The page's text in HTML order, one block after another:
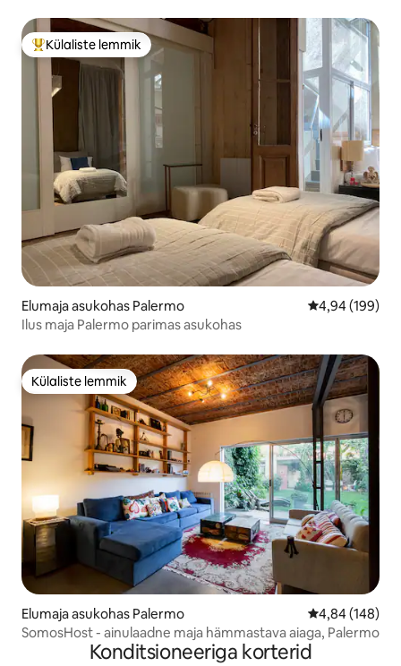
Külaliste suur lemmik
Külaliste lemmik
Elumaja asukohas Palermo Keskmine
4,94 (199)
Ilus maja Palermo parimas asukohas
Külaliste lemmik
Külaliste lemmik
Elumaja asukohas Palermo Keskmine
4,84 (148)
SomosHost - ainulaadne maja hämmastava aiaga, Palermo
Konditsioneeriga korterid